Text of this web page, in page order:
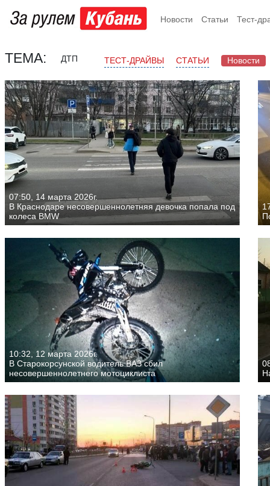
Новости Статьи Тест-
ТЕМА: ДТП ТЕСТ-ДРАЙВЫ СТАТЬИ Новости
07:50, 14 марта 2026г.
В Краснодаре несовершеннолетняя девочка попала под
колеса BMW
10:32, 12 марта 2026г.
В Старокорсунской водитель ВАЗ сбил
несовершеннолетнего мотоциклиста